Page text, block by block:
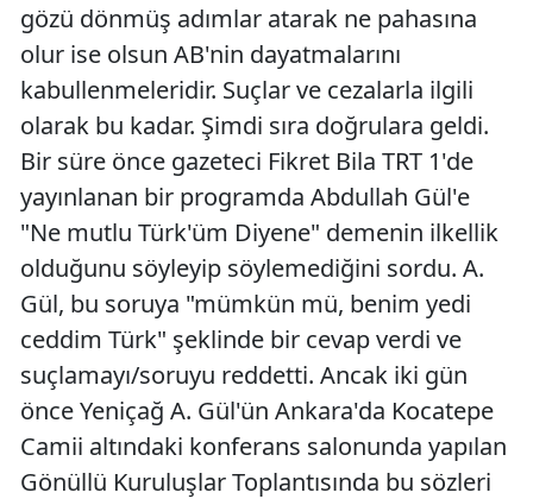
gözü dönmüş adımlar atarak ne pahasına
olur ise olsun AB'nin dayatmalarını
kabullenmeleridir. Suçlar ve cezalarla ilgili
olarak bu kadar. Şimdi sıra doğrulara geldi.
Bir süre önce gazeteci Fikret Bila TRT 1'de
yayınlanan bir programda Abdullah Gül'e
"Ne mutlu Türk'üm Diyene" demenin ilkellik
olduğunu söyleyip söylemediğini sordu. A.
Gül, bu soruya "mümkün mü, benim yedi
ceddim Türk" şeklinde bir cevap verdi ve
suçlamayı/soruyu reddetti. Ancak iki gün
önce Yeniçağ A. Gül'ün Ankara'da Kocatepe
Camii altındaki konferans salonunda yapılan
Gönüllü Kuruluşlar Toplantısında bu sözleri